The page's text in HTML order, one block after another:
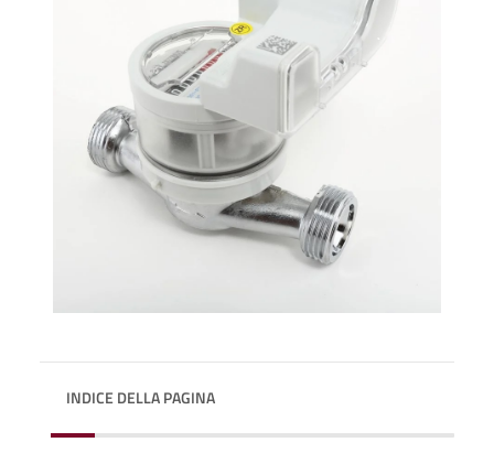
INDICE DELLA PAGINA